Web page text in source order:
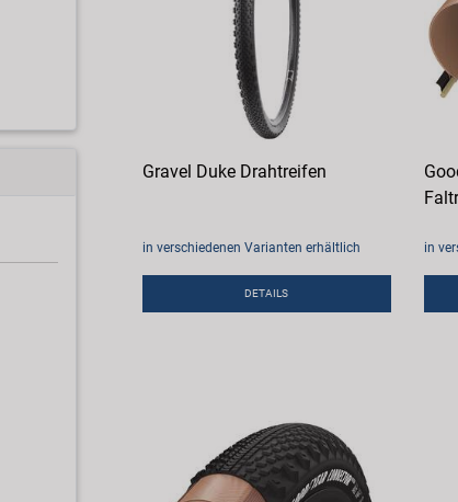
Gravel Duke Drahtreifen
in verschiedenen Varianten erhältlich
DETAILS
in